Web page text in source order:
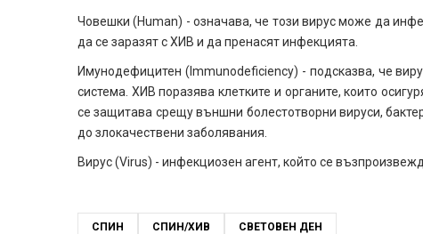
Човешки (Human) - означава, че този вирус може да
да се заразят с ХИВ и да пренасят инфекцията.
Имунодефицитен (Immunodeficiency) - подсказва, че
система. ХИВ поразява клетките и органите, които
се защитава срещу външни болестотворни вируси,
до злокачествени заболявания.
Вирус (Virus) - инфекциозен агент, който се
СПИН СПИН/ХИВ СВЕТОВЕН ДЕН